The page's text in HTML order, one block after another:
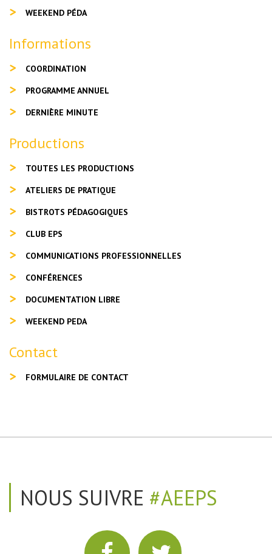
WEEKEND PÉDA
Informations
COORDINATION
PROGRAMME ANNUEL
DERNIÈRE MINUTE
Productions
TOUTES LES PRODUCTIONS
ATELIERS DE PRATIQUE
BISTROTS PÉDAGOGIQUES
CLUB EPS
COMMUNICATIONS PROFESSIONNELLES
CONFÉRENCES
DOCUMENTATION LIBRE
WEEKEND PEDA
Contact
FORMULAIRE DE CONTACT
NOUS SUIVRE #AEEPS